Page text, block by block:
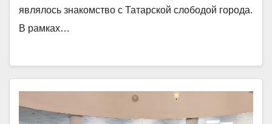
являлось знакомство с Татарской слободой города.
В рамках…